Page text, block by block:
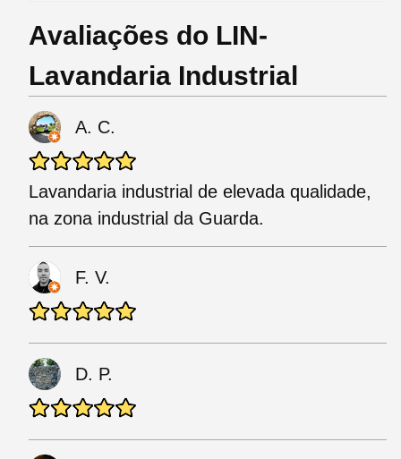
Avaliações do LIN-
Lavandaria Industrial
A. C.
Lavandaria industrial de elevada qualidade,
na zona industrial da Guarda.
F. V.
D. P.